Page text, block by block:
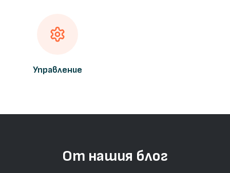
Управление
От нашия блог